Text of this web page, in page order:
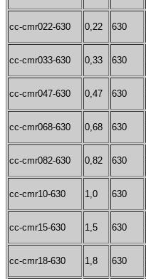
cc-cmr022-630 0,22 630
cc-cmr033-630 0,33 630
cc-cmr047-630 0,47 630
cc-cmr068-630 0,68 630
cc-cmr082-630 0,82 630
cc-cmr10-630 1,0 630
cc-cmr15-630 1,5 630
cc-cmr18-630 1,8 630